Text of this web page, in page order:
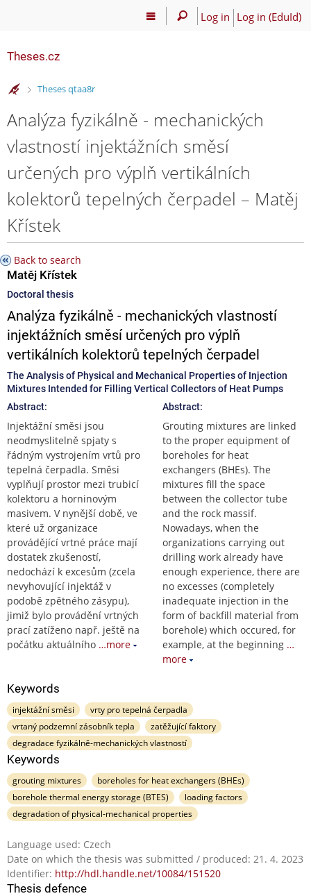
Log in Log in (EduId)
Theses.cz
>
Theses qtaa8r
Analýza fyzikálně - mechanických
vlastností injektážních směsí
určených pro výplň vertikálních
kolektorů tepelných čerpadel – Matěj
Křístek
Back to search
Matěj Křístek
Doctoral thesis
Analýza fyzikálně - mechanických vlastností
injektážních směsí určených pro výplň
vertikálních kolektorů tepelných čerpadel
The Analysis of Physical and Mechanical Properties of Injection
Mixtures Intended for Filling Vertical Collectors of Heat Pumps
Abstract:
Injektážní směsi jsou
neodmyslitelně spjaty s
řádným vystrojením vrtů pro
tepelná čerpadla. Směsi
vyplňují prostor mezi trubicí
kolektoru a horninovým
masivem. V nynější době, ve
které už organizace
provádějící vrtné práce mají
dostatek zkušeností,
nedochází k excesům (zcela
nevyhovující injektáž v
podobě zpětného zásypu),
jimiž bylo provádění vrtných
prací zatíženo např. ještě na
počátku aktuálního …more
Abstract:
Grouting mixtures are linked
to the proper equipment of
boreholes for heat
exchangers (BHEs). The
mixtures fill the space
between the collector tube
and the rock massif.
Nowadays, when the
organizations carrying out
drilling work already have
enough experience, there are
no excesses (completely
inadequate injection in the
form of backfill material from
borehole) which occured, for
example, at the beginning …
more
Keywords
injektážní směsi
vrty pro tepelná čerpadla
vrtaný podzemní zásobník tepla
zatěžující faktory
degradace fyzikálně-mechanických vlastností
Keywords
grouting mixtures
boreholes for heat exchangers (BHEs)
borehole thermal energy storage (BTES)
loading factors
degradation of physical-mechanical properties
Language used: Czech
Date on which the thesis was submitted / produced: 21. 4. 2023
Identifier: http://hdl.handle.net/10084/151520
Thesis defence